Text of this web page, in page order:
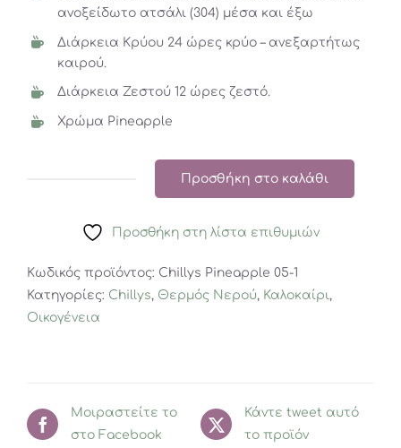
ανοξείδωτο ατσάλι (304) μέσα και έξω
Διάρκεια Κρύου 24 ώρες κρύο – ανεξαρτήτως
καιρού.
Διάρκεια Ζεστού 12 ώρες ζεστό.
Χρώμα Pineapple
500ML
Προσθήκη στο καλάθι
Προσθήκη στη λίστα επιθυμιών
Κωδικός προϊόντος: Chillys Pineapple 05-1
Κατηγορίες: Chillys, Θερμός Νερού, Καλοκαίρι,
Οικογένεια
Μοιραστείτε το
στο Facebook
Κάντε tweet αυτό
το προϊόν